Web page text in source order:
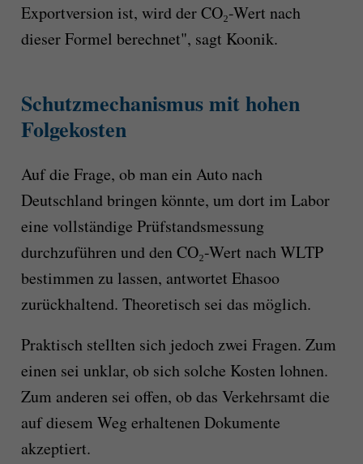
Exportversion ist, wird der CO₂-Wert nach
dieser Formel berechnet", sagt Koonik.
Schutzmechanismus mit hohen
Folgekosten
Auf die Frage, ob man ein Auto nach
Deutschland bringen könnte, um dort im Labor
eine vollständige Prüfstandsmessung
durchzuführen und den CO₂-Wert nach WLTP
bestimmen zu lassen, antwortet Ehasoo
zurückhaltend. Theoretisch sei das möglich.
Praktisch stellten sich jedoch zwei Fragen. Zum
einen sei unklar, ob sich solche Kosten lohnen.
Zum anderen sei offen, ob das Verkehrsamt die
auf diesem Weg erhaltenen Dokumente
akzeptiert.